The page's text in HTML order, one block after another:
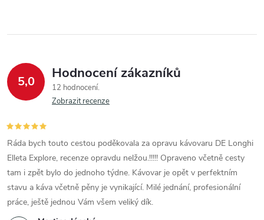
5,0 Hodnocení zákazníků
12 hodnocení
Zobrazit recenze
Ráda bych touto cestou poděkovala za opravu kávovaru DE Longhi
Elleta Explore, recenze opravdu nelžou.!!!!! Opraveno včetně cesty
tam i zpět bylo do jednoho týdne. Kávovar je opět v perfektním
stavu a káva včetně pěny je vynikající. Milé jednání, profesionální
práce, ještě jednou Vám všem veliký dík.